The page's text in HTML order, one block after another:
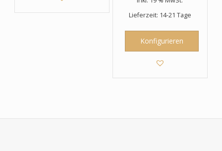
Lieferzeit: 14-21 Tage
Konfigurieren